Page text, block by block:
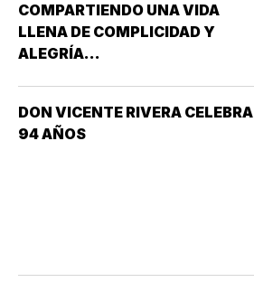
COMPARTIENDO UNA VIDA
LLENA DE COMPLICIDAD Y
ALEGRÍA...
DON VICENTE RIVERA CELEBRA
94 AÑOS